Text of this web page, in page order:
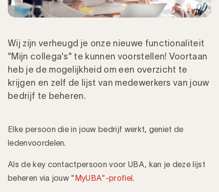
Wij zijn verheugd je onze nieuwe functionaliteit
"Mijn collega's" te kunnen voorstellen! Voortaan
heb je de mogelijkheid om een overzicht te
krijgen en zelf de lijst van medewerkers van jouw
bedrijf te beheren.
Elke persoon die in jouw bedrijf werkt, geniet de
ledenvoordelen.
Als de key contactpersoon voor UBA, kan je deze lijst
beheren via jouw "MyUBA"-profiel.